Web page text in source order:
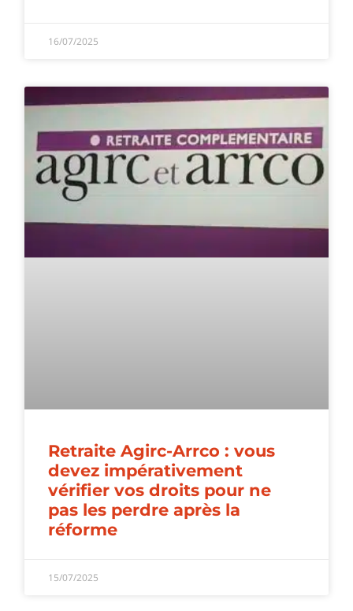
16/07/2025
Retraite Agirc-Arrco : vous
devez impérativement
vérifier vos droits pour ne
pas les perdre après la
réforme
15/07/2025